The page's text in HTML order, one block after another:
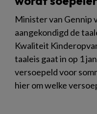
Minister van Gennip
aangekondigd de
Kwaliteit
taaleis gaat in op 1
versoepeld voor
hier om welke